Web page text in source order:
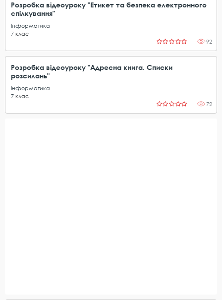
Розробка відеоуроку "Етикет та безпека електронного
спілкування"
Інформатика
7 клас
92
Розробка відеоуроку "Адресна книга. Списки
розсилань"
Інформатика
7 клас
72